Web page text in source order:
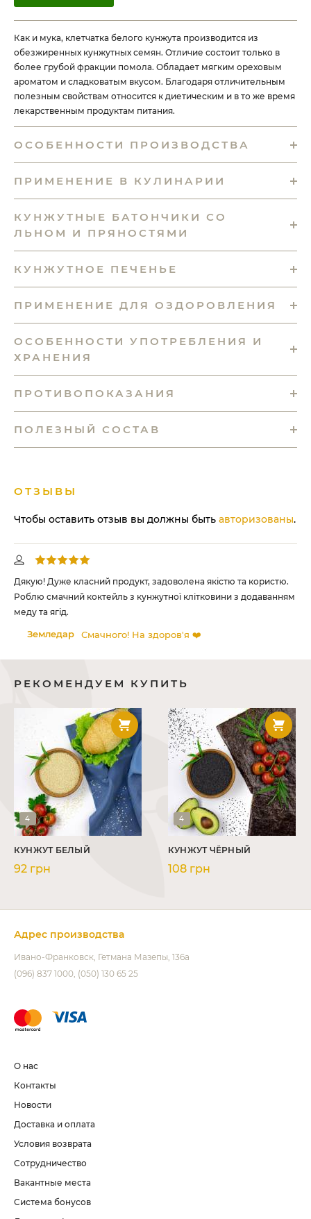
Как и мука, клетчатка белого кунжута производится из
обезжиренных кунжутных семян. Отличие состоит только в
более грубой фракции помола. Обладает мягким ореховым
ароматом и сладковатым вкусом. Благодаря отличительным
полезным свойствам относится к диетическим и в то же время
лекарственным продуктам питания.
ОСОБЕННОСТИ ПРОИЗВОДСТВА
ПРИМЕНЕНИЕ В КУЛИНАРИИ
КУНЖУТНЫЕ БАТОНЧИКИ СО
ЛЬНОМ И ПРЯНОСТЯМИ
КУНЖУТНОЕ ПЕЧЕНЬЕ
ПРИМЕНЕНИЕ ДЛЯ ОЗДОРОВЛЕНИЯ
ОСОБЕННОСТИ УПОТРЕБЛЕНИЯ И
ХРАНЕНИЯ
ПРОТИВОПОКАЗАНИЯ
ПОЛЕЗНЫЙ СОСТАВ
ОТЗЫВЫ
Дякую! Дуже класний продукт, задоволена якістю та користю.
Роблю смачний коктейль з кунжутної клітковини з додаванням
меду та ягід.
Земледар Смачного! На здоров'я ❤️
Чтобы оставить отзыв вы должны быть авторизованы.
РЕКОМЕНДУЕМ КУПИТЬ
4
КУНЖУТ БЕЛЫЙ
92 грн
4
КУНЖУТ ЧЁРНЫЙ
108 грн
Адрес производства
Ивано-Франковск Гетмана Мазепы, 136а
(096) 837 1000 (050) 130 65 25
О нас
Контакты
Новости
Доставка и оплата
Условия возврата
Сотрудничество
Вакантные места
Система бонусов